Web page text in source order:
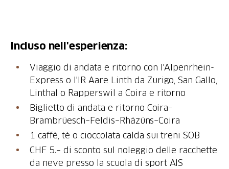
Incluso nell'esperienza:
Viaggio di andata e ritorno con l'Alpenrhein-
Express o l'IR Aare Linth da Zurigo, San Gallo,
Linthal o Rapperswil a Coira e ritorno
Biglietto di andata e ritorno Coira–
Brambrüesch–Feldis–Rhäzüns–Coira
1 caffè, tè o cioccolata calda sui treni SOB
CHF 5.– di sconto sul noleggio delle racchette
da neve presso la scuola di sport AIS